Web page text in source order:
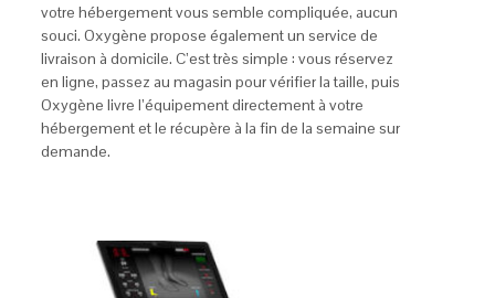
votre hébergement vous semble compliquée, aucun
souci. Oxygène propose également un service de
livraison à domicile. C’est très simple : vous réservez
en ligne, passez au magasin pour vérifier la taille, puis
Oxygène livre l’équipement directement à votre
hébergement et le récupère à la fin de la semaine sur
demande.